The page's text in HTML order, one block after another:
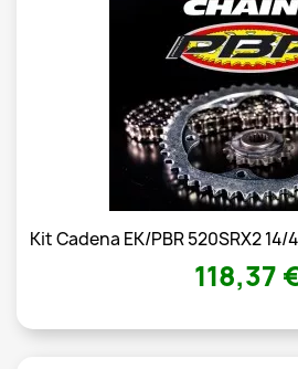
Kit Cadena EK/PBR 520SRX2
118,37